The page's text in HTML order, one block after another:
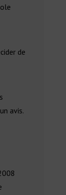
de
avis.